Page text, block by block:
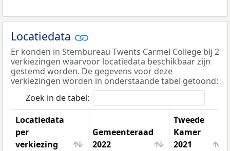
Locatiedata
Er konden in Stembureau Twents Carmel College bij 2
verkiezingen waarvoor locatiedata beschikbaar zijn
gestemd worden. De gegevens voor deze
verkiezingen worden in onderstaande tabel getoond:
Zoek in de tabel:
Locatiedata
per
verkiezing
Gemeenteraad
2022
Tweede
Kamer
2021